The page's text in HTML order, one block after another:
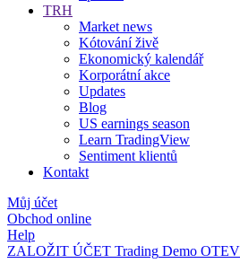
TRH
Market news
Kótování živě
Ekonomický kalendář
Korporátní akce
Updates
Blog
US earnings season
Learn TradingView
Sentiment klientů
Kontakt
Můj účet
Obchod online
Help
ZALOŽIT ÚČET Trading Demo